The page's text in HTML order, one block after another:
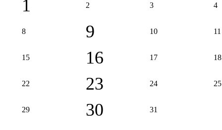
1 2 3 4
8 9 10 11
15 16 17 18
22 23 24 25
29 30 31